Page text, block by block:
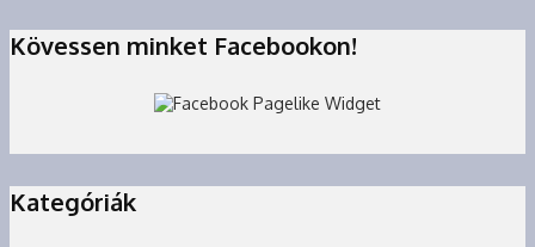
Kövessen minket Facebookon!
Kategóriák